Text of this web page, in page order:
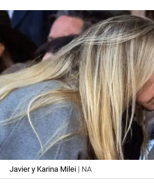
Javier y Karina Milei | NA